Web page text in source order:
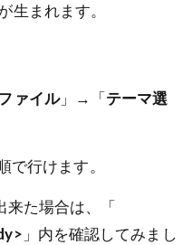
生まれます。
ァイル」→「テーマ選
で行けます。
来た場合は、「
」内を確認してみまし